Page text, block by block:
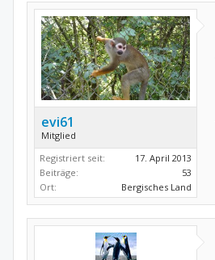
evi61
Mitglied
Registriert seit:
17. April 2013
Beiträge:
53
Ort:
Bergisches Land